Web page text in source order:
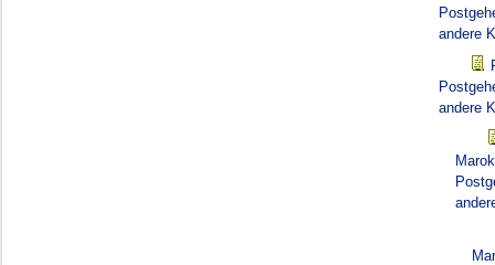
andere
andere